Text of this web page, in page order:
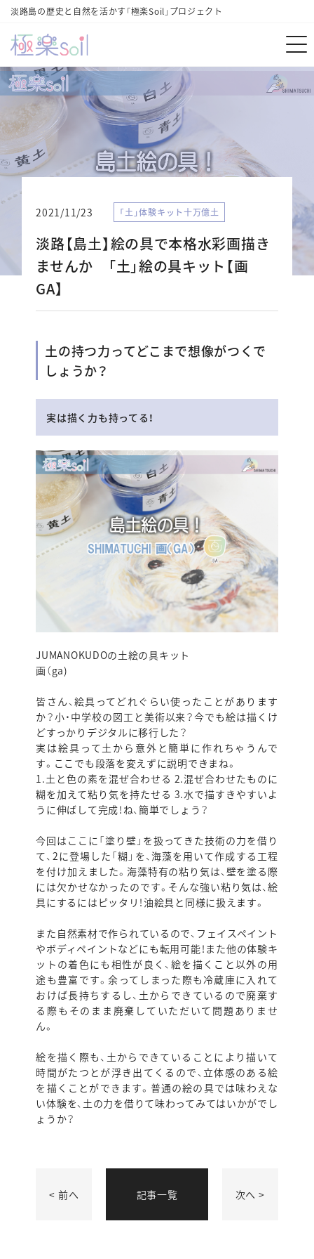
淡路島の歴史と自然を活かす「極楽Soil」プロジェクト
2021/11/23 「土」体験キット十万億土
淡路【島土】絵の具で本格水彩画描き
ませんか 「土」絵の具キット【画
GA】
土の持つ力ってどこまで想像がつくで
しょうか？
実は描く力も持ってる！
JUMANOKUDOの土絵の具キット
画（ga)
皆さん、絵具ってどれぐらい使ったことがあります
か？小・中学校の図工と美術以来？今でも絵は描くけ
どすっかりデジタルに移行した？
実は絵具って土から意外と簡単に作れちゃうんで
す。ここでも段落を変えずに説明できまね。
1.土と色の素を混ぜ合わせる 2.混ぜ合わせたものに
糊を加えて粘り気を持たせる 3.水で描すきやすいよ
うに伸ばして完成！ね、簡単でしょう？
今回はここに「塗り壁」を扱ってきた技術の力を借り
て、2に登場した「糊」を、海藻を用いて作成する工程
を付け加えました。海藻特有の粘り気は、壁を塗る際
には欠かせなかったのです。そんな強い粘り気は、絵
具にするにはピッタリ！油絵具と同様に扱えます。
また自然素材で作られているので、フェイスペイント
やボディペイントなどにも転用可能！また他の体験キ
ットの着色にも相性が良く、絵を描くこと以外の用
途も豊富です。余ってしまった際も冷蔵庫に入れて
おけば長持ちするし、土からできているので廃棄す
る際もそのまま廃棄していただいて問題ありませ
ん。
絵を描く際も、土からできていることにより描いて
時間がたつとが浮き出てくるので、立体感のある絵
を描くことができます。普通の絵の具では味わえな
い体験を、土の力を借りて味わってみてはいかがでし
ょうか？
< 前へ 記事一覧 次へ >